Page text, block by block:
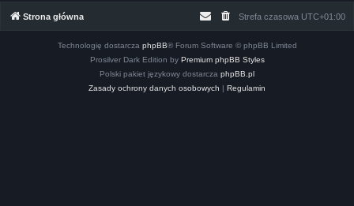
Strona główna Strefa czasowa UTC+01:00
Technologię dostarcza phpBB® Forum Software © phpBB Limited
Prosilver Dark Edition by Premium phpBB Styles
Polski pakiet językowy dostarcza phpBB.pl
Zasady ochrony danych osobowych | Regulamin